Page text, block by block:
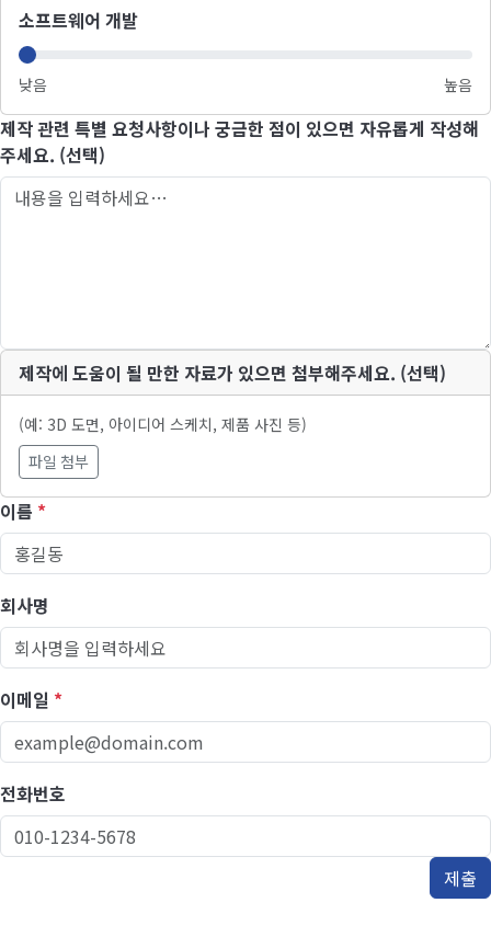
소프트웨어 개발
낮음 높음
제작 관련 특별 요청사항이나 궁금한 점이 있으면 자유롭게 작성해
주세요. (선택)
제작에 도움이 될 만한 자료가 있으면 첨부해주세요. (선택)
(예: 3D 도면, 아이디어 스케치, 제품 사진 등)
파일 첨부
이름 *
회사명
이메일 *
전화번호
제출